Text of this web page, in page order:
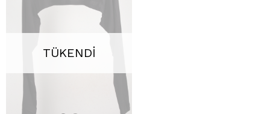
TÜKENDI